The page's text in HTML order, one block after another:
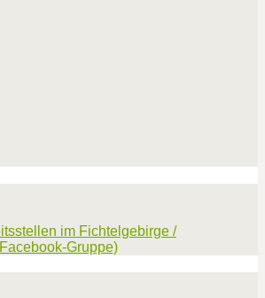
im Fichtelgebirge /
Gruppe)